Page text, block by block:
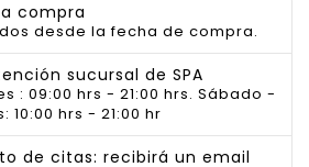
compra
desde la fecha de compra.
sucursal de SPA
: 09:00 hrs - 21:00 hrs. Sábado -
hrs - 21:00 hr
de citas: recibirá un email